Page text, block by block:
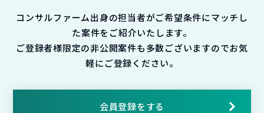
コンサルファーム出身の担当者がご希望条件にマッチし
た案件をご紹介いたします。
ご登録者様限定の非公開案件も多数ございますのでお気
軽にご登録ください。
会員登録をする